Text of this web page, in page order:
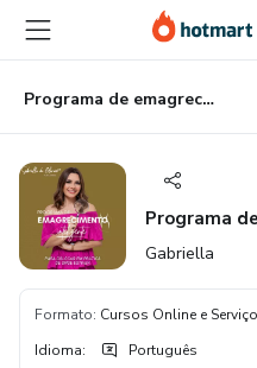
para
conteúdo
principal
para
pagamento
para
rodapé
Programa de emagrecimento inteligente
Programa
Gabriella
Formato: Cursos Online e
Idioma: Português